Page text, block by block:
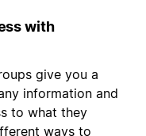
with
give you a
information and
to what they
ways to